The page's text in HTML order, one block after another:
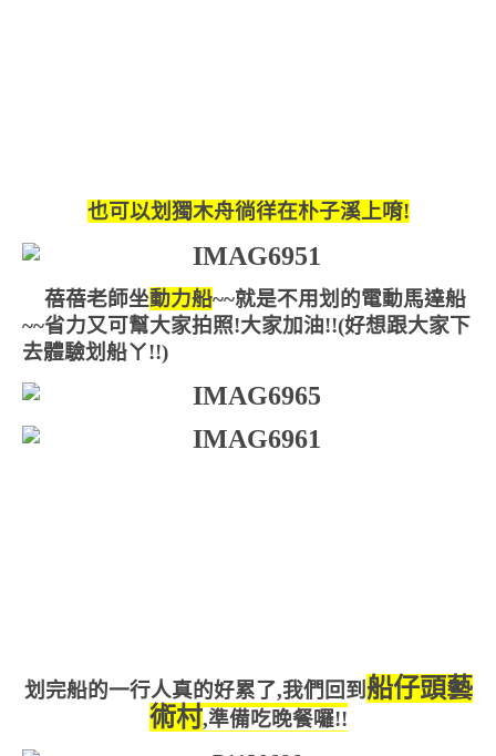
也可以划獨木舟徜徉在朴子溪上唷!
蓓蓓老師坐動力船~~就是不用划的電動馬達船
~~省力又可幫大家拍照!大家加油!!(好想跟大家下
去體驗划船ㄚ!!)
划完船的一行人真的好累了,我們回到 船仔頭藝
術村,準備吃晚餐囉!!